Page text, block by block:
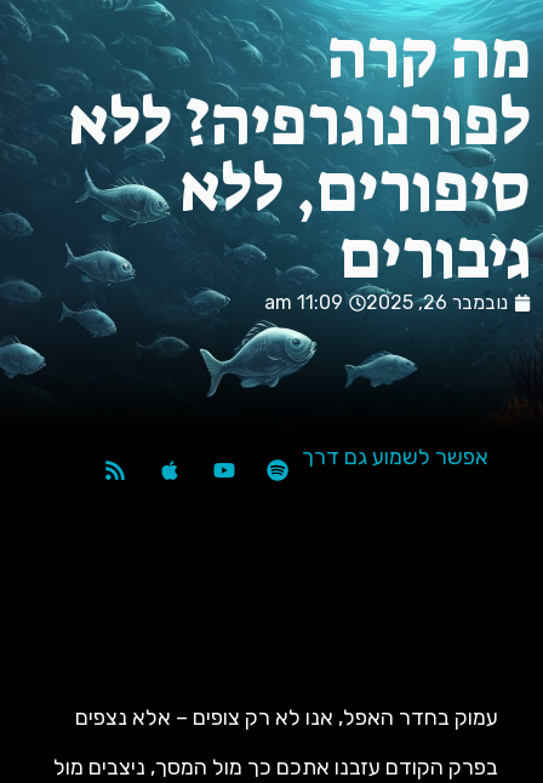
קרה
ללא
ללא
26, 2025
11:09 am
אפשר לשמוע גם דרך
עמוק בחדר האפל, אנו לא רק צופים – אלא נצפים
בפרק הקודם עזבנו אתכם כך מול המסך, ניצבים מול